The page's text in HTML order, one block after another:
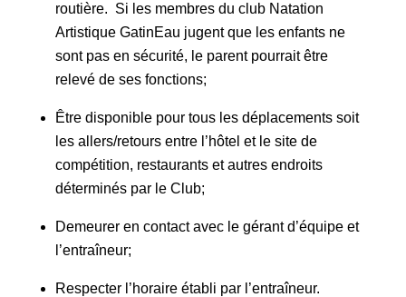
routière. Si les membres du club Natation
Artistique GatinEau jugent que les enfants ne
sont pas en sécurité, le parent pourrait être
relevé de ses fonctions;
Être disponible pour tous les déplacements soit
les allers/retours entre l’hôtel et le site de
compétition, restaurants et autres endroits
déterminés par le Club;
Demeurer en contact avec le gérant d’équipe et
l’entraîneur;
Respecter l’horaire établi par l’entraîneur.